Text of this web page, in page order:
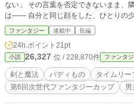
ない」 その言葉を否定できないまま、隣国へと追放される。 そこで出会ったの
は—— 自分と同じ顔をした、ひとりの少年。 本来、自分が死んだ後に
はずだった命。 明るく笑うその存在は、
う遅いかもしれない。 それでも。 それでも彼は、救いたいと思ってしまった。
これは、 ──遅すぎた騎士が、それでも
ファンタジー 連載中 長編
24h.ポイント 21pt
小説 26,327 位 / 228,870件 ファンタ
剣と魔法 バディもの タイムリー
第6回次世代ファンタジーカップ
男